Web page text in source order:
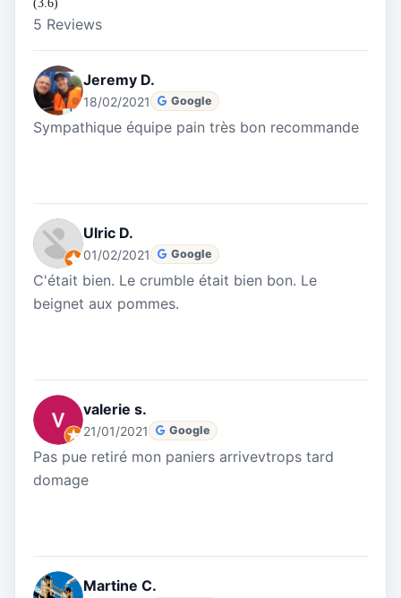
(3.6)
5 Reviews
Jeremy D.
18/02/2021 Google
Sympathique équipe pain très bon recommande
Ulric D.
01/02/2021 Google
C'était bien. Le crumble était bien bon. Le
beignet aux pommes.
valerie s.
21/01/2021 Google
Pas pue retiré mon paniers arrivevtrops tard
domage
Martine C.